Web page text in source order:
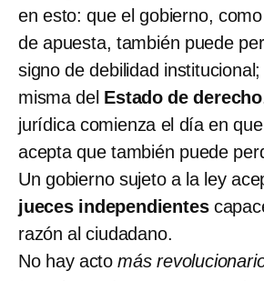
en esto: que el gobierno,
de apuesta, también puede
signo de debilidad
misma del Estado de derecho
jurídica comienza el día en
acepta que también puede
Un gobierno sujeto a la ley
jueces independientes
razón al ciudadano.
No hay actomás